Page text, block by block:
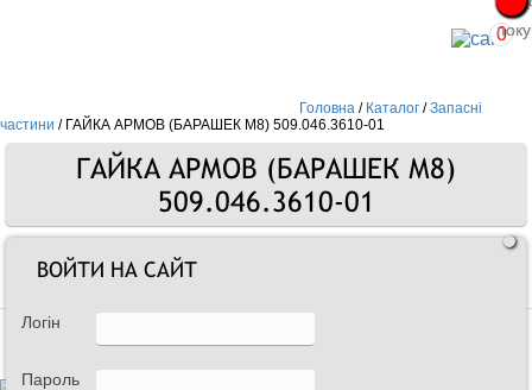
0
Головна / Каталог /Запасні
частини / ГАЙКА АРМОВ (БАРАШЕК М8) 509.046.3610-01
ГАЙКА АРМОВ (БАРАШЕК М8)
509.046.3610-01
ВОЙТИ НА САЙТ
Логін
Пароль